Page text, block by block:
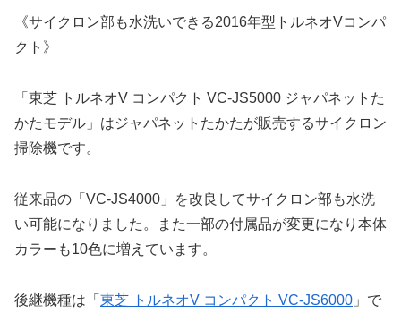
《サイクロン部も水洗いできる2016年型トルネオVコンパ
クト》
「東芝 トルネオV コンパクト VC-JS5000 ジャパネットた
かたモデル」はジャパネットたかたが販売するサイクロン
掃除機です。
従来品の「VC-JS4000」を改良してサイクロン部も水洗
い可能になりました。また一部の付属品が変更になり本体
カラーも10色に増えています。
後継機種は「 東芝 トルネオV コンパクト VC-JS6000 」で